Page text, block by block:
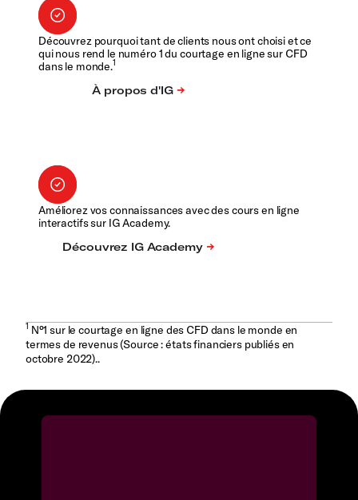
Découvrez pourquoi tant de clients nous ont choisi et ce
qui nous rend le numéro 1 du courtage en ligne sur CFD
dans le monde.1
Améliorez vos connaissances avec des cours en ligne
interactifs sur IG Academy.
1N°1 sur le courtage en ligne des CFD dans le monde en
termes de revenus (Source : états financiers publiés en
octobre 2022)..